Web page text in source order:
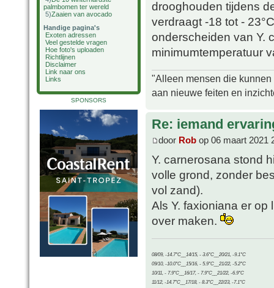
palmbomen ter wereld
5)Zaaien van avocado
Handige pagina's
Exoten adressen
Veel gestelde vragen
Hoe foto's uploaden
Richtlijnen
Disclaimer
Link naar ons
Links
SPONSORS
drooghouden tijdens
verdraagt -18 tot -
onderscheiden van Y.
minimumtemperatuur
"Alleen mensen die
aan nieuwe feiten en
Re: iemand
door Rob op 06 maart 2021
Y. carnerosana stond
volle grond, zonder
vol zand).
Als Y. faxioniana er
over maken.
08/09, -14.7°C__14/15, - 3.6°C__20/21, -9.1°C
09/10, -10.0°C__15/16, - 5.9°C__21/22, -5.2°C
10/11, - 7.9°C__16/17, - 7.9°C__21/22, -6.9°C
11/12, -14.7°C__17/18, - 8.3°C__22/23, -7.1°C